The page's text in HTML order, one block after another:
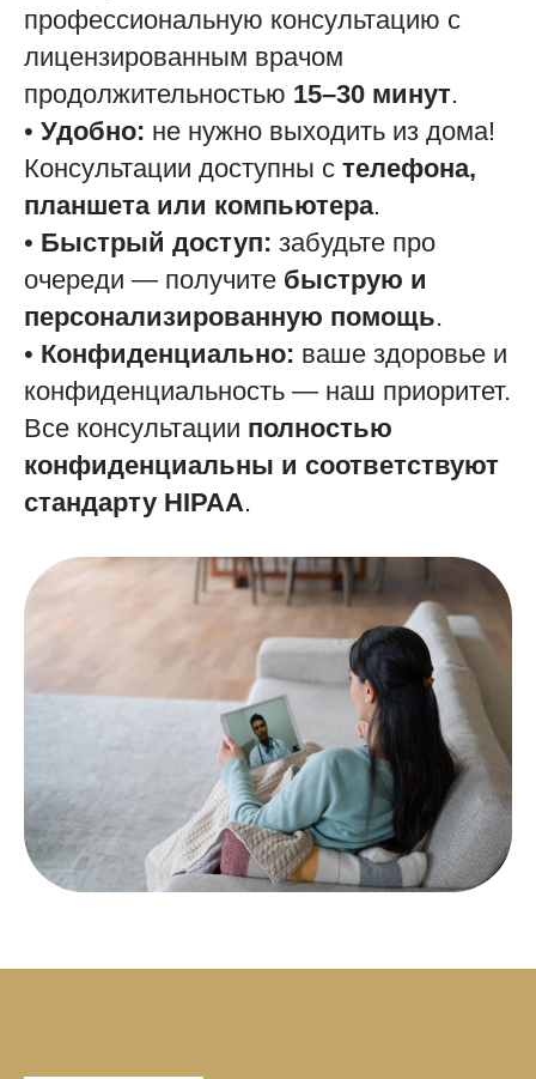
профессиональную консультацию с
лицензированным врачом
продолжительностью 15–30 минут.
• Удобно: не нужно выходить из дома!
Консультации доступны с телефона,
планшета или компьютера.
• Быстрый доступ: забудьте про
очереди — получите быструю и
персонализированную помощь.
• Конфиденциально: ваше здоровье и
конфиденциальность — наш приоритет.
Все консультации полностью
конфиденциальны и соответствуют
стандарту HIPAA.